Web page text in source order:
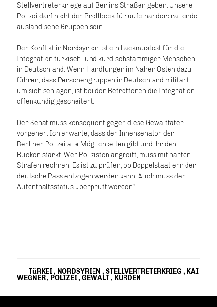
Stellvertreterkriege auf Berlins Straßen geben. Unsere
Polizei darf nicht der Prellbock für aufeinanderprallende
ausländische Gruppen sein.
Der Konflikt in Nordsyrien ist ein Lackmustest für die
Integration türkisch- und kurdischstämmiger Menschen
in Deutschland. Wenn Handlungen im Nahen Osten dazu
führen, dass Personengruppen in Deutschland militant
um sich schlagen, ist bei den Betroffenen die Integration
offenkundig gescheitert.
Der Senat muss konsequent gegen diese Gewalttäter
vorgehen. Ich erwarte, dass der Innensenator der
Berliner Polizei alle Möglichkeiten gibt und ihr den
Rücken stärkt. Wer Polizisten angreift, muss mit harten
Strafen rechnen. Es ist zu prüfen, ob Doppelstaatlern der
deutsche Pass entzogen werden kann. Auch muss der
Aufenthaltsstatus überprüft werden."
TüRKEI, NORDSYRIEN , STELLVERTRETERKRIEG , KAI
WEGNER, POLIZEI, GEWALT, KURDEN